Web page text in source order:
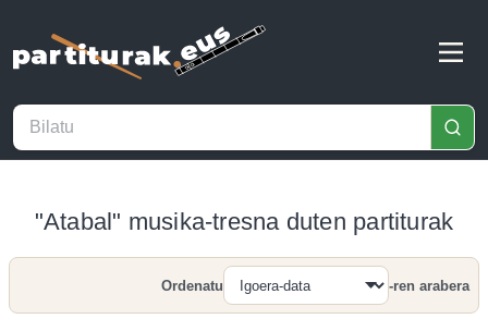
"Atabal" musika-tresna duten partiturak
Bilatu
Ordenatu -ren arabera